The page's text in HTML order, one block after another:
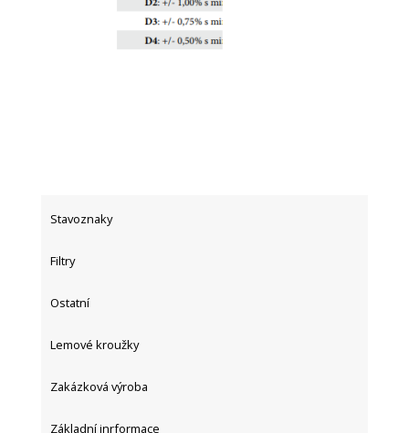
Stavoznaky
Filtry
Ostatní
Lemové kroužky
Zakázková výroba
Základní inrformace